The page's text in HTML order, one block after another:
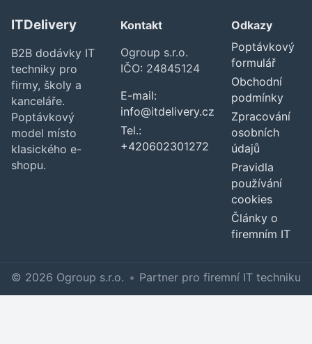
ITDelivery
B2B dodávky IT
techniky pro
firmy, školy a
kanceláře.
Poptávkový
model místo
klasického e-
shopu.
Kontakt
Ogroup s.r.o.
IČO: 24845124
E-mail:
info@itdelivery.cz
Tel.:
+420602301272
Odkazy
Poptávkový
formulář
Obchodní
podmínky
Zpracování
osobních
údajů
Pravidla
používání
cookies
Články o
firemním IT
© 2026 Ogroup s.r.o. • Partner pro firemní IT techniku